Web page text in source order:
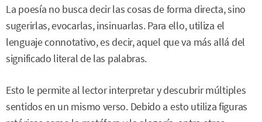
La poesía no busca decir las cosas de forma directa, sino
sugerirlas, evocarlas, insinuarlas. Para ello, utiliza el
lenguaje connotativo, es decir, aquel que va más allá del
significado literal de las palabras.
Esto le permite al lector interpretar y descubrir múltiples
sentidos en un mismo verso. Debido a esto utiliza figuras